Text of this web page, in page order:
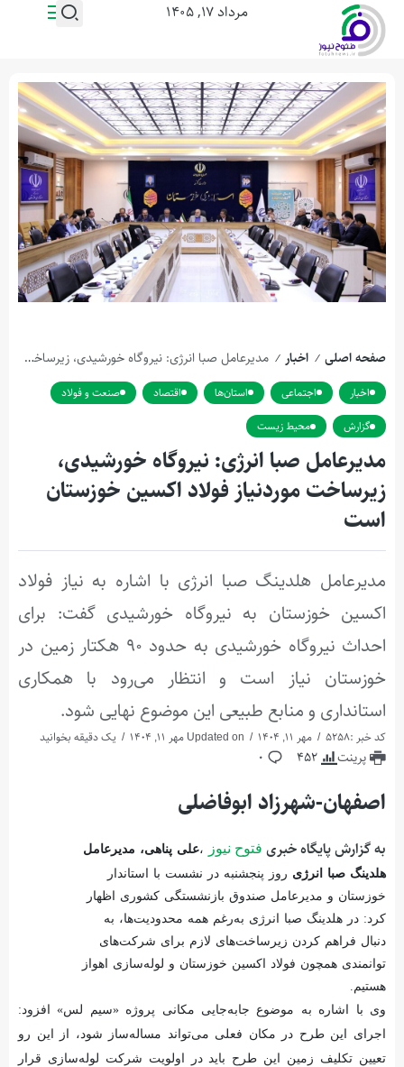
مرداد ۱۷, ۱۴۰۵
صفحه اصلی / اخبار / مدیرعامل صبا انرژی: نیروگاه خورشیدی، زیرساخت موردنیاز فولاد اکسین خوزستان است
اخبار اجتماعی استان‌ها اقتصاد
صنعت و فولاد
گزارش
محیط زیست
مدیرعامل صبا انرژی: نیروگاه خورشیدی،
زیرساخت موردنیاز فولاد اکسین خوزستان
است
مدیرعامل هلدینگ صبا انرژی با اشاره به نیاز فولاد
اکسین خوزستان به نیروگاه خورشیدی گفت: برای
احداث نیروگاه خورشیدی به حدود ۹۰ هکتار زمین در
خوزستان نیاز است و انتظار می‌رود با همکاری
استانداری و منابع طبیعی این موضوع نهایی شود.
کد خبر :5258 مهر 11, 1404 یک دقیقه بخوانید
پرینت 452
0
اصفهان-شهرزاد ابوفاضلی
به گزارش پایگاه خبری فتوح نیوز ،علی پناهی، مدیرعامل
هلدینگ صبا انرژی روز پنجشنبه در نشست با استاندار
خوزستان و مدیرعامل صندوق بازنشستگی کشوری اظهار
کرد: در هلدینگ صبا انرژی به‌رغم همه محدودیت‌ها، به
دنبال فراهم کردن زیرساخت‌های لازم برای شرکت‌های
توانمندی همچون فولاد اکسین خوزستان و لوله‌سازی اهواز
هستیم.
وی با اشاره به موضوع جابه‌جایی مکانی پروژه «سیم لس» افزود:
اجرای این طرح در مکان فعلی می‌تواند مساله‌ساز شود، از این رو
تعیین تکلیف زمین این طرح باید در اولویت شرکت لوله‌سازی قرار